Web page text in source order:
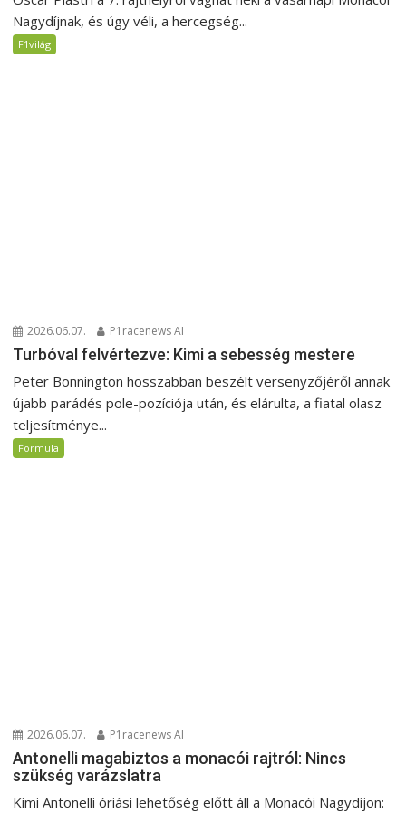
Nagydíjnak, és úgy véli, a hercegség...
F1világ
2026.06.07. P1racenews AI
Turbóval felvértezve: Kimi a sebesség mestere
Peter Bonnington hosszabban beszélt versenyzőjéről annak
újabb parádés pole-pozíciója után, és elárulta, a fiatal olasz
teljesítménye...
Formula
2026.06.07. P1racenews AI
Antonelli magabiztos a monacói rajtról: Nincs
szükség varázslatra
Kimi Antonelli óriási lehetőség előtt áll a Monacói Nagydíjon: